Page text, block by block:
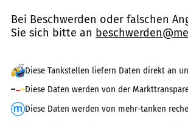
Bei Beschwerden oder falschen
Sie sich bitte an
Diese Tankstellen liefern Daten direkt an
Diese Daten werden von der
Diese Daten werden von mehr-tanken